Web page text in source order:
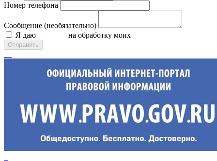
Номер телефона
Сообщение (необязательно)
Я даю
на обработку моих
Отправить